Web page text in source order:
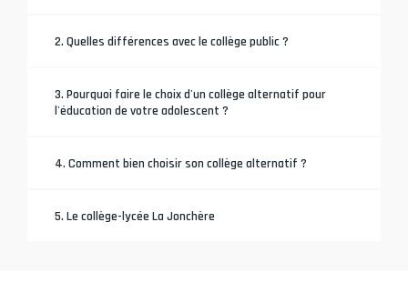
2. Quelles différences avec le collège public ?
3. Pourquoi faire le choix d'un collège alternatif pour
l'éducation de votre adolescent ?
4. Comment bien choisir son collège alternatif ?
5. Le collège-lycée La Jonchère